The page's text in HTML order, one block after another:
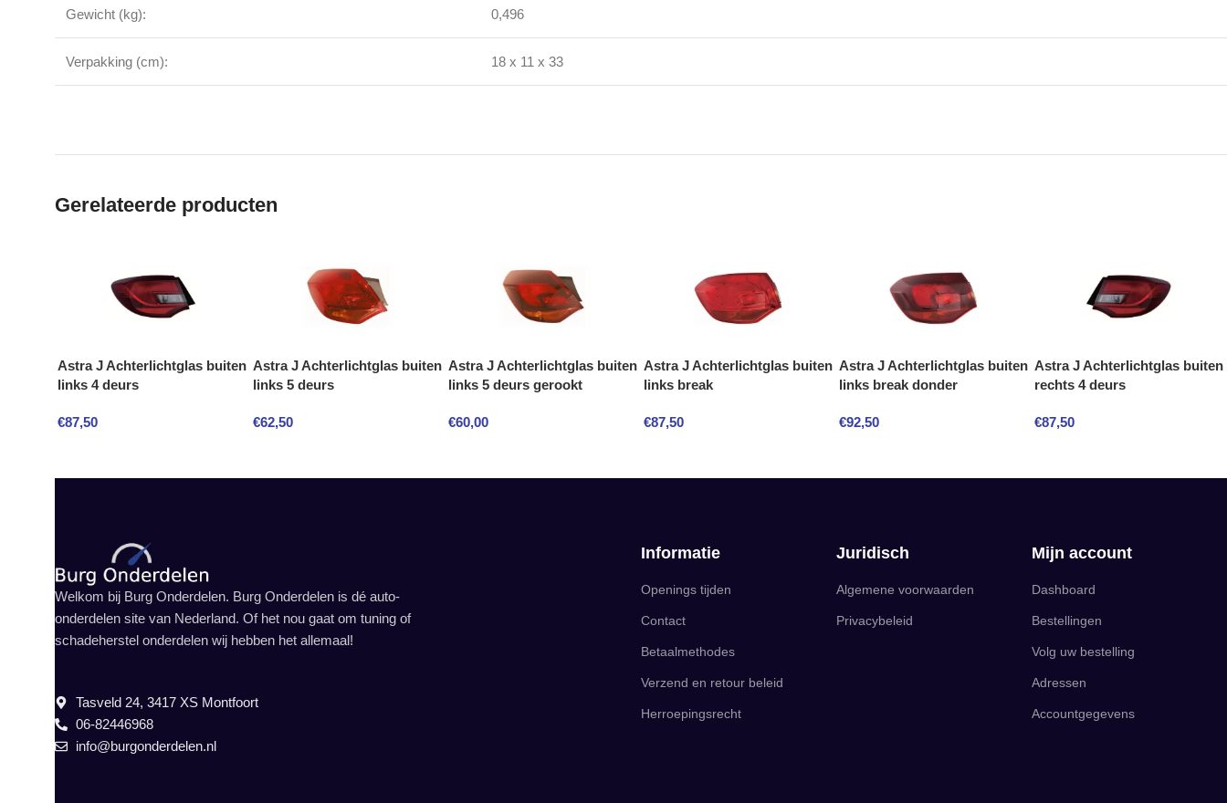
Gewicht (kg): 0,496
Verpakking (cm): 18 x 11 x 33
Gerelateerde producten
Astra J Achterlichtglas buiten
links 4 deurs
€87,50
Astra J Achterlichtglas buiten
links 5 deurs
€62,50
Astra J Achterlichtglas buiten
links 5 deurs gerookt
€60,00
Astra J Achterlichtglas buiten
links break
€87,50
Astra J Achterlichtglas buiten
links break donder
€92,50
Astra J Achterlichtglas buiten
rechts 4 deurs
€87,50
Informatie
Openings tijden
Contact
Betaalmethodes
Verzend en retour beleid
Herroepingsrecht
Juridisch
Algemene voorwaarden
Privacybeleid
Mijn account
Dashboard
Bestellingen
Volg uw bestelling
Adressen
Accountgegevens
Welkom bij Burg Onderdelen. Burg Onderdelen is dé auto-
onderdelen site van Nederland. Of het nou gaat om tuning of
schadeherstel onderdelen wij hebben het allemaal!
Tasveld 24, 3417 XS Montfoort
06-82446968
info@burgonderdelen.nl